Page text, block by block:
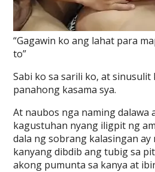
“Gagawin ko ang lahat para
to”
Sabi ko sa sarili ko, at sinusulit
panahong kasama sya.
At naubos nga naming dalawa
kagustuhan nyang iligpit ng
dala ng sobrang kalasingan ay
kanyang dibdib ang tubig sa
akong pumunta sa kanya at